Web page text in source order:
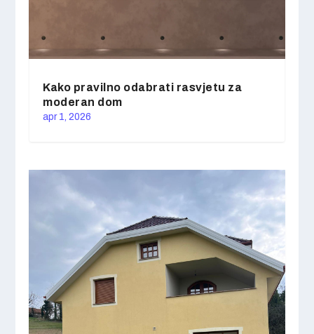
Kako pravilno odabrati rasvjetu za
moderan dom
apr 1, 2026